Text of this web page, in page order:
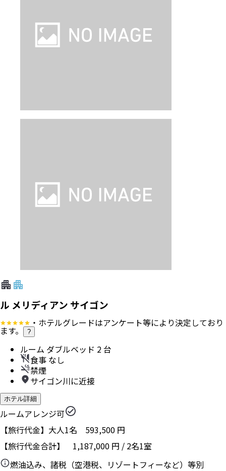
ル メリディアン サイゴン
・ホテルグレードはアンケート等により決定しており
ます。 ?
ルーム ダブルベッド 2 台
食事 なし
禁煙
サイゴン川に近接
ホテル詳細
ルームアレンジ可
【旅行代金】大人1名 593,500 円
【旅行代金合計】 1,187,000 円 / 2名1室
燃油込み、諸税（空港税、リゾートフィーなど）等別